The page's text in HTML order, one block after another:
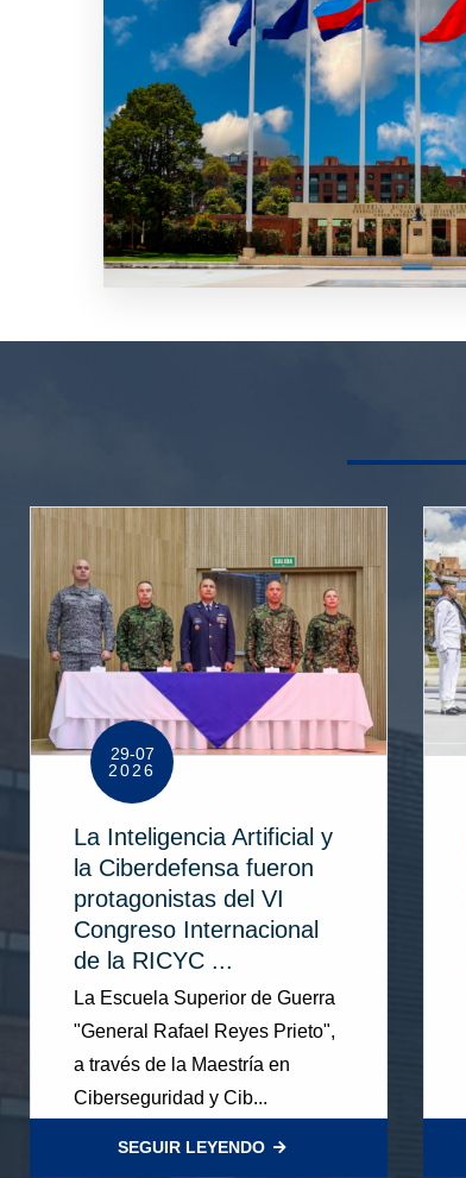
29-07
2026
La Inteligencia Artificial y
la Ciberdefensa fueron
protagonistas del VI
Congreso Internacional
de la RICYC ...
La Escuela Superior de Guerra
"General Rafael Reyes Prieto",
a través de la Maestría en
Ciberseguridad y Cib...
SEGUIR LEYENDO